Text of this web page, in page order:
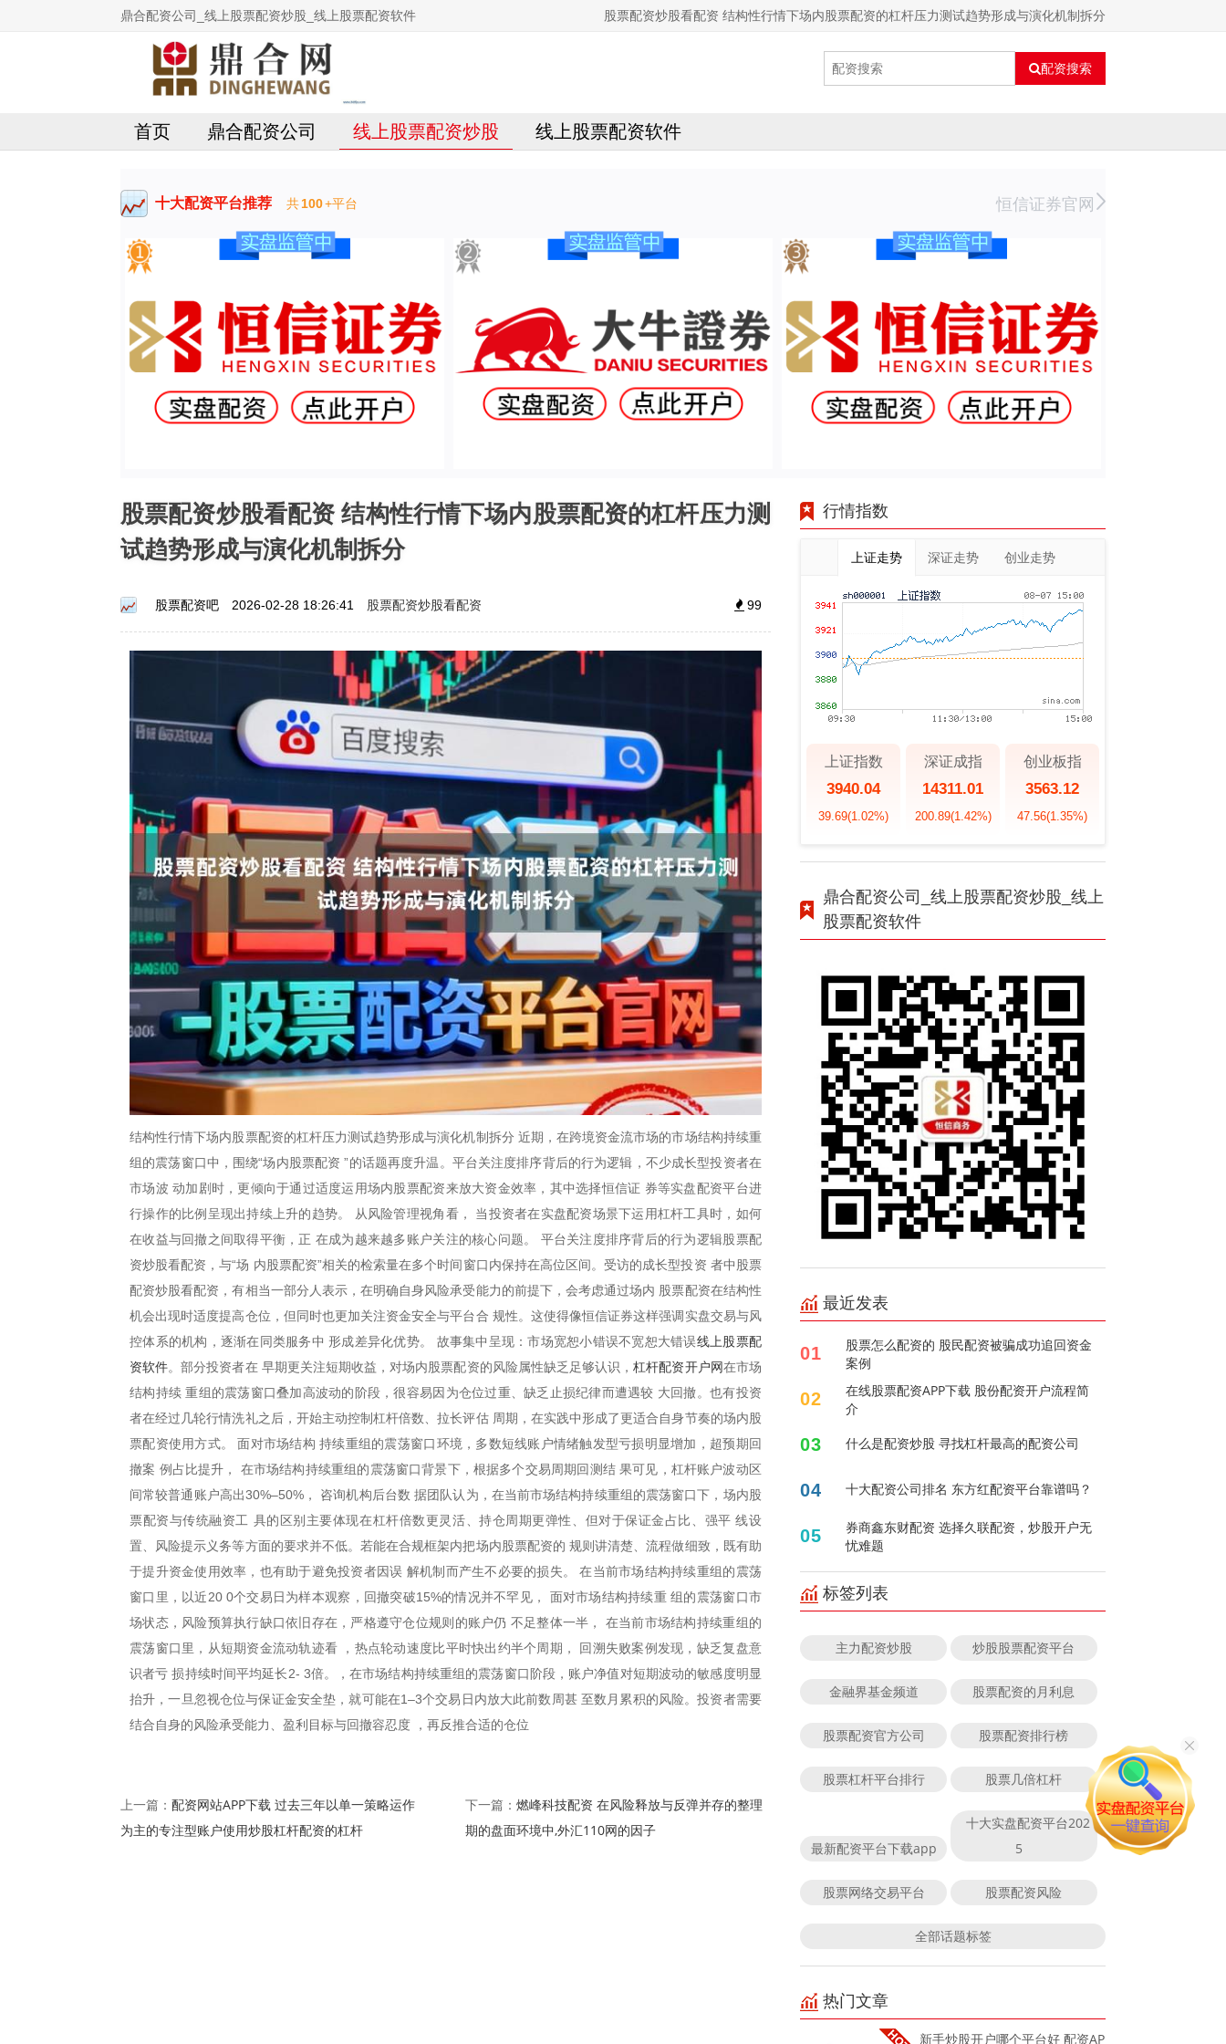
鼎合配资公司_线上股票配资炒股_线上股票配资软件 股票配资炒股看配资 结构性行情下场内股票配资的杠杆压力测试趋势形成与演化机制拆分
配资搜索
首页 鼎合配资公司 线上股票配资炒股 线上股票配资软件
十大配资平台推荐 共100+平台 恒信证券官网
股票配资炒股看配资 结构性行情下场内股票配资的杠杆压力测
试趋势形成与演化机制拆分
股票配资吧 2026-02-28 18:26:41 股票配资炒股看配资 99
结构性行情下场内股票配资的杠杆压力测试趋势形成与演化机制拆分 近期，在跨境资金流市场的市场结构持续重
组的震荡窗口中，围绕“场内股票配资 ”的话题再度升温。平台关注度排序背后的行为逻辑，不少成长型投资者在
市场波 动加剧时，更倾向于通过适度运用场内股票配资来放大资金效率，其中选择恒信证 券等实盘配资平台进
行操作的比例呈现出持续上升的趋势。 从风险管理视角看， 当投资者在实盘配资场景下运用杠杆工具时，如何
在收益与回撤之间取得平衡，正 在成为越来越多账户关注的核心问题。 平台关注度排序背后的行为逻辑股票配
资炒股看配资，与“场 内股票配资”相关的检索量在多个时间窗口内保持在高位区间。受访的成长型投资 者中股票
配资炒股看配资，有相当一部分人表示，在明确自身风险承受能力的前提下，会考虑通过场内 股票配资在结构性
机会出现时适度提高仓位，但同时也更加关注资金安全与平台合 规性。这使得像恒信证券这样强调实盘交易与风
控体系的机构，逐渐在同类服务中 形成差异化优势。 故事集中呈现：市场宽恕小错误不宽恕大错误线上股票配
资软件。部分投资者在 早期更关注短期收益，对场内股票配资的风险属性缺乏足够认识，杠杆配资开户网在市场
结构持续 重组的震荡窗口叠加高波动的阶段，很容易因为仓位过重、缺乏止损纪律而遭遇较 大回撤。也有投资
者在经过几轮行情洗礼之后，开始主动控制杠杆倍数、拉长评估 周期，在实践中形成了更适合自身节奏的场内股
票配资使用方式。 面对市场结构 持续重组的震荡窗口环境，多数短线账户情绪触发型亏损明显增加，超预期回
撤案 例占比提升， 在市场结构持续重组的震荡窗口背景下，根据多个交易周期回测结 果可见，杠杆账户波动区
间常较普通账户高出30%–50%， 咨询机构后台数 据团队认为，在当前市场结构持续重组的震荡窗口下，场内股
票配资与传统融资工 具的区别主要体现在杠杆倍数更灵活、持仓周期更弹性、但对于保证金占比、强平 线设
置、风险提示义务等方面的要求并不低。若能在合规框架内把场内股票配资的 规则讲清楚、流程做细致，既有助
于提升资金使用效率，也有助于避免投资者因误 解机制而产生不必要的损失。 在当前市场结构持续重组的震荡
窗口里，以近20 0个交易日为样本观察，回撤突破15%的情况并不罕见， 面对市场结构持续重 组的震荡窗口市
场状态，风险预算执行缺口依旧存在，严格遵守仓位规则的账户仍 不足整体一半， 在当前市场结构持续重组的
震荡窗口里，从短期资金流动轨迹看 ，热点轮动速度比平时快出约半个周期， 回溯失败案例发现，缺乏复盘意
识者亏 损持续时间平均延长2- 3倍。，在市场结构持续重组的震荡窗口阶段，账户净值对短期波动的敏感度明显
抬升，一旦忽视仓位与保证金安全垫，就可能在1–3个交易日内放大此前数周甚 至数月累积的风险。投资者需要
结合自身的风险承受能力、盈利目标与回撤容忍度 ，再反推合适的仓位
上一篇： 配资网站APP下载 过去三年以单一策略运作
为主的专注型账户使用炒股杠杆配资的杠杆
下一篇： 燃峰科技配资 在风险释放与反弹并存的整理
期的盘面环境中,外汇110网的因子
行情指数
上证走势 深证走势 创业走势
上证指数
3940.04
39.69(1.02%)
深证成指
14311.01
200.89(1.42%)
创业板指
3563.12
47.56(1.35%)
鼎合配资公司_线上股票配资炒股_线上
股票配资软件
最近发表
01
股票怎么配资的 股民配资被骗成功追回资金
案例
02
在线股票配资APP下载 股份配资开户流程简
介
03 什么是配资炒股 寻找杠杆最高的配资公司
04 十大配资公司排名 东方红配资平台靠谱吗？
05
券商鑫东财配资 选择久联配资，炒股开户无
忧难题
标签列表
主力配资炒股 炒股股票配资平台
金融界基金频道 股票配资的月利息
股票配资官方公司 股票配资排行榜
股票杠杆平台排行 股票几倍杠杆
最新配资平台下载app
十大实盘配资平台202
5
股票网络交易平台 股票配资风险
全部话题标签
热门文章
新手炒股开户哪个平台好 配资AP